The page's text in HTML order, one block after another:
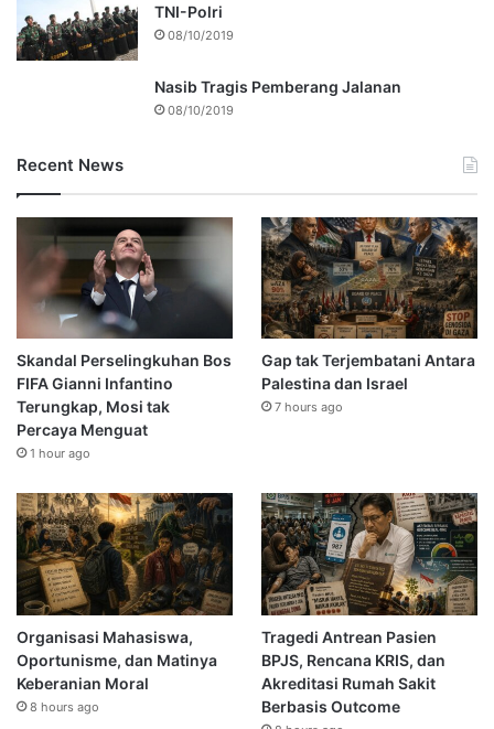
TNI-Polri
08/10/2019
Nasib Tragis Pemberang Jalanan
08/10/2019
Recent News
Skandal Perselingkuhan Bos
FIFA Gianni Infantino
Terungkap, Mosi tak
Percaya Menguat
1 hour ago
Gap tak Terjembatani Antara
Palestina dan Israel
7 hours ago
Organisasi Mahasiswa,
Oportunisme, dan Matinya
Keberanian Moral
8 hours ago
Tragedi Antrean Pasien
BPJS, Rencana KRIS, dan
Akreditasi Rumah Sakit
Berbasis Outcome